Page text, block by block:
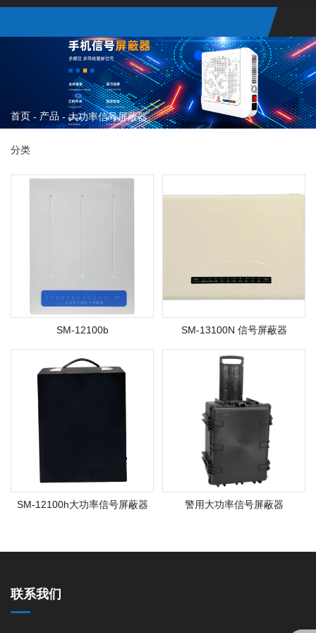
首页 -产品 - 大功率信号屏蔽器
分类
SM-12100b SM-13100N 信号屏蔽器
SM-12100h大功率信号屏蔽器 警用大功率信号屏蔽器
联系我们